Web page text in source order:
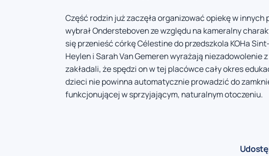
Część rodzin już zaczęła organizować opiekę w
wybrał Ondersteboven ze względu na kameralny
się przenieść córkę Célestine do przedszkola KOHa
Heylen i Sarah Van Gemeren wyrażają niezadowolenie
zakładali, że spędzi on w tej placówce cały okres
dzieci nie powinna automatycznie prowadzić do
funkcjonującej w sprzyjającym, naturalnym otoczeniu.